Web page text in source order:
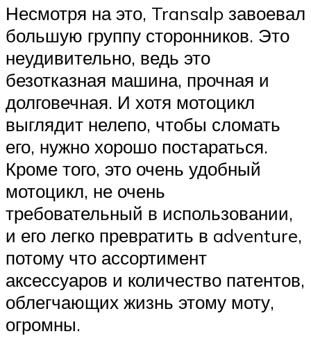
Несмотря на это, Transalp завоевал
большую группу сторонников. Это
неудивительно, ведь это
безотказная машина, прочная и
долговечная. И хотя мотоцикл
выглядит нелепо, чтобы сломать
его, нужно хорошо постараться.
Кроме того, это очень удобный
мотоцикл, не очень
требовательный в использовании,
и его легко превратить в adventure,
потому что ассортимент
аксессуаров и количество патентов,
облегчающих жизнь этому моту,
огромны.